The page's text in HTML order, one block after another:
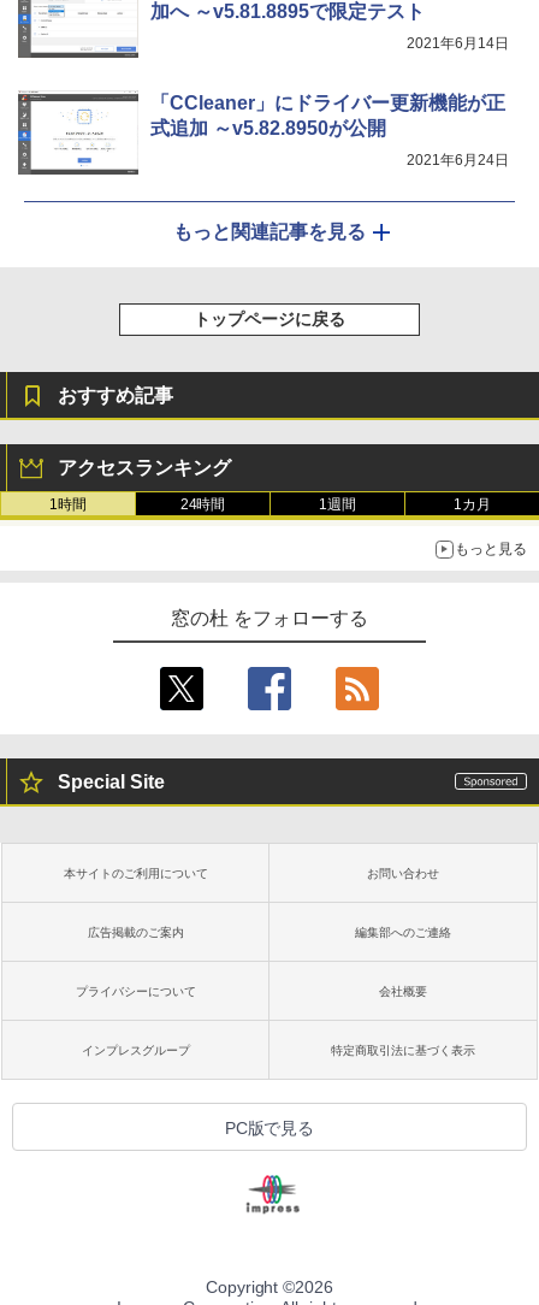
加へ ～v5.81.8895で限定テスト
2021年6月14日
「CCleaner」にドライバー更新機能が正
式追加 ～v5.82.8950が公開
2021年6月24日
もっと関連記事を見る
トップページに戻る
おすすめ記事
アクセスランキング
1時間 24時間 1週間 1カ月
もっと見る
窓の杜 をフォローする
Special Site
本サイトのご利用について お問い合わせ
広告掲載のご案内 編集部へのご連絡
プライバシーについて 会社概要
インプレスグループ 特定商取引法に基づく表示
PC版で見る
Copyright ©2026